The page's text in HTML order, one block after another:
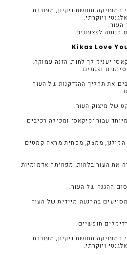
המעניקה תחושת ניקיון, מעוררת
ויוקרתי.
העור.
הנוטה לפצעונים.
Kikas Love
יעניק לך לחות, הזנה עמוקה,
ופגמים.
את תהליך ההזדקנות של העור
של מיצוק העור.
עבור ״קיקאס״ ומכילה רכיבים
הקולגן, ממצק, מפחית מראה קמטים
את העור בלחות, מפחיתה אדמומיות
בהרגעה מיידית של העור
המעניקה תחושת ניקיון, מעוררת
ויוקרתי.